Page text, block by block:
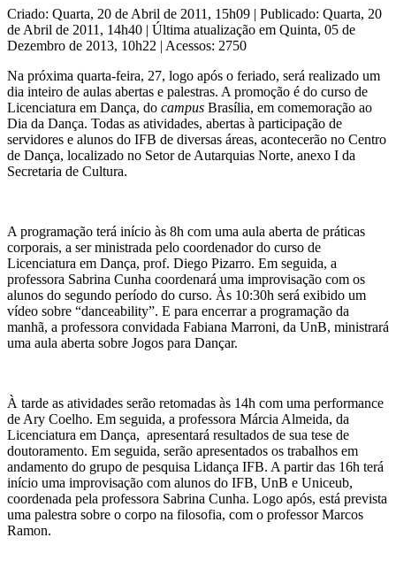
Criado: Quarta, 20 de Abril de 2011, 15h09 | Publicado: Quarta, 20
de Abril de 2011, 14h40 | Última atualização em Quinta, 05 de
Dezembro de 2013, 10h22 | Acessos: 2750
Na próxima quarta-feira, 27, logo após o feriado, será realizado um
dia inteiro de aulas abertas e palestras. A promoção é do curso de
Licenciatura em Dança, do campus Brasília, em comemoração ao
Dia da Dança. Todas as atividades, abertas à participação de
servidores e alunos do IFB de diversas áreas, acontecerão no Centro
de Dança, localizado no Setor de Autarquias Norte, anexo I da
Secretaria de Cultura.
A programação terá início às 8h com uma aula aberta de práticas
corporais, a ser ministrada pelo coordenador do curso de
Licenciatura em Dança, prof. Diego Pizarro. Em seguida, a
professora Sabrina Cunha coordenará uma improvisação com os
alunos do segundo período do curso. Às 10:30h será exibido um
vídeo sobre “danceability”. E para encerrar a programação da
manhã, a professora convidada Fabiana Marroni, da UnB, ministrará
uma aula aberta sobre Jogos para Dançar.
À tarde as atividades serão retomadas às 14h com uma performance
de Ary Coelho. Em seguida, a professora Márcia Almeida, da
Licenciatura em Dança, apresentará resultados de sua tese de
doutoramento. Em seguida, serão apresentados os trabalhos em
andamento do grupo de pesquisa Lidança IFB. A partir das 16h terá
início uma improvisação com alunos do IFB, UnB e Uniceub,
coordenada pela professora Sabrina Cunha. Logo após, está prevista
uma palestra sobre o corpo na filosofia, com o professor Marcos
Ramon.